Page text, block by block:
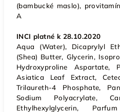
(bambucké maslo),
A
INCI platné k 28.10.2020
Aqua (Water), Dicaprylyl
(Shea) Butter, Glycerin,
Hydroxyproline Aspartate,
Asiatica Leaf Extract,
Trilaureth-4 Phosphate,
Sodium Polyacrylate,
Ethylhexylglycerin,